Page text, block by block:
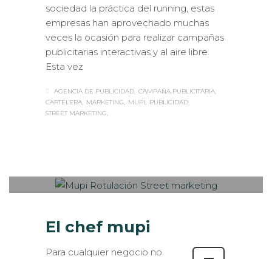
sociedad la práctica del running, estas
empresas han aprovechado muchas
veces la ocasión para realizar campañas
publicitarias interactivas y al aire libre.
Esta vez
AGENCIA DE PUBLICIDAD CAMPAÑA PUBLICITARIA
CARTELERA
MARKETING MUPI
PUBLICIDAD
STREET MARKETING
El chef mupi
Para cualquier negocio no